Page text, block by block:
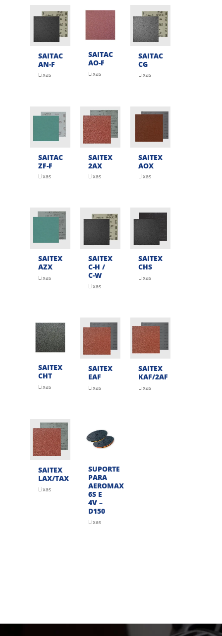
SAITAC
AN-F
Lixas
SAITAC
AO-F
Lixas
SAITAC
CG
Lixas
SAITAC
ZF-F
Lixas
SAITEX
2AX
Lixas
SAITEX
AOX
Lixas
SAITEX
AZX
Lixas
SAITEX
C-H /
C-W
Lixas
SAITEX
CHS
Lixas
SAITEX
CHT
Lixas
SAITEX
EAF
Lixas
SAITEX
KAF/2AF
Lixas
SAITEX
LAX/TAX
Lixas
SUPORTE
PARA
AEROMAX
6S E
4V –
D150
Lixas